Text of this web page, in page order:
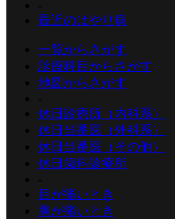
最近のはやり病
一覧からさがす
診療科目からさがす
地図からさがす
休日診療所（内科系）
休日当番医（外科系）
休日当番医（その他）
休日歯科診療所
目が痛いとき
胸が痛いとき